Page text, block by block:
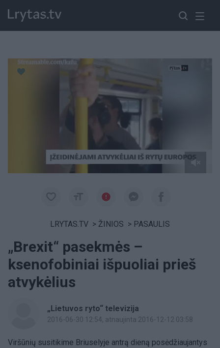
LRYTAS.TV > ŽINIOS > PASAULIS
„Brexit“ pasekmės –
ksenofobiniai išpuoliai prieš
atvykėlius
„Lietuvos ryto“ televizija
2016-06-30 12:54, atnaujinta 2016-12-12 03:58
Viršūnių susitikime Briuselyje antrą dieną posėdžiaujantys